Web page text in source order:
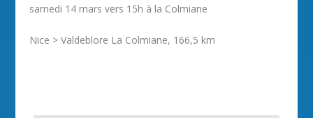
samedi 14 mars vers 15h à la Colmiane
Nice > Valdeblore La Colmiane, 166,5 km